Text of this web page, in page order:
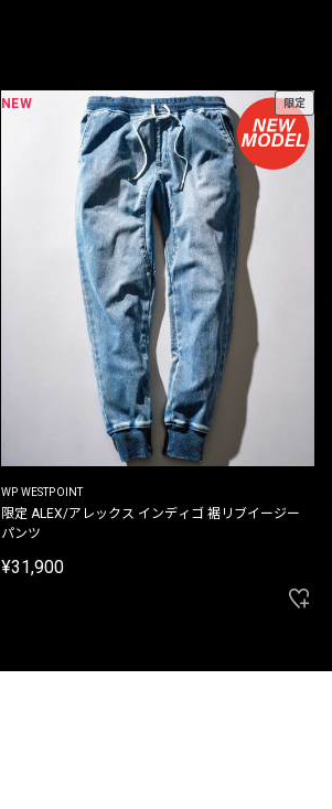
NEW 限定
WP WESTPOINT
限定 ALEX/アレックス インディゴ 裾リブイージー
パンツ
¥31,900